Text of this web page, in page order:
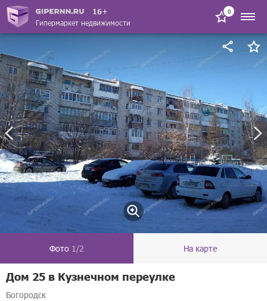
16+
Гипермаркет недвижимости
0
Фото 1/2 На карте
Дом 25 в Кузнечном переулке
Богородск